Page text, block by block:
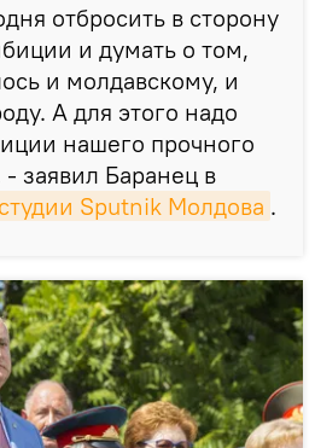
отбросить в сторону
и думать о том,
и молдавскому, и
А для этого надо
нашего прочного
- заявил Баранец в
Sputnik Молдова .